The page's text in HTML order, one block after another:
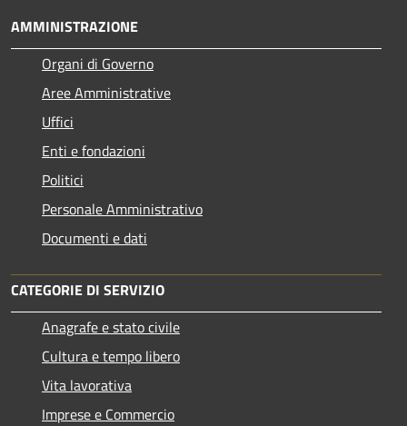
AMMINISTRAZIONE
Organi di Governo
Aree Amministrative
Uffici
Enti e fondazioni
Politici
Personale Amministrativo
Documenti e dati
CATEGORIE DI SERVIZIO
Anagrafe e stato civile
Cultura e tempo libero
Vita lavorativa
Imprese e Commercio